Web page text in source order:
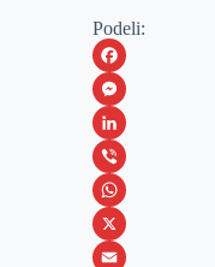
Podeli:
F
a
c
e
b
o
M
e
s
s
e
L
i
n
k
V
i
b
W
h
X